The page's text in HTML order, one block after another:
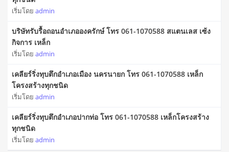
เริ่มโดย admin
บริษัทรับรื้อถอนอำเภอองครักษ์ โทร 061-1070588 สแตนเลส เซ้ง
กิจการ เหล็ก
เริ่มโดย admin
เคลียร์ริ่งทุบตึกอำเภอเมือง นครนายก โทร 061-1070588 เหล็ก
โครงสร้างทุกชนิด
เริ่มโดย admin
เคลียร์ริ่งทุบตึกอำเภอปากท่อ โทร 061-1070588 เหล็กโครงสร้าง
ทุกชนิด
เริ่มโดย admin